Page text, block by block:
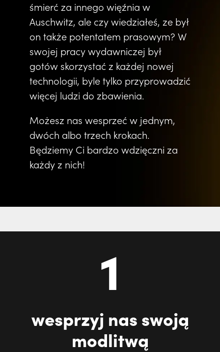
śmierć za innego więźnia w
Auschwitz, ale czy wiedziałeś, ze był
on także potentatem prasowym? W
swojej pracy wydawniczej był
gotów skorzystać z każdej nowej
technologii, byle tylko przyprowadzić
więcej ludzi do zbawienia.
Możesz nas wesprzeć w jednym,
dwóch albo trzech krokach.
Będziemy Ci bardzo wdzięczni za
każdy z nich!
1
wesprzyj nas swoją
modlitwą